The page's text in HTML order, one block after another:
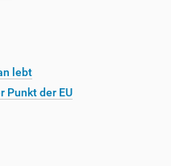
lebt
Punkt der EU